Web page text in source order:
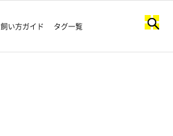
飼い方ガイド タグ一覧